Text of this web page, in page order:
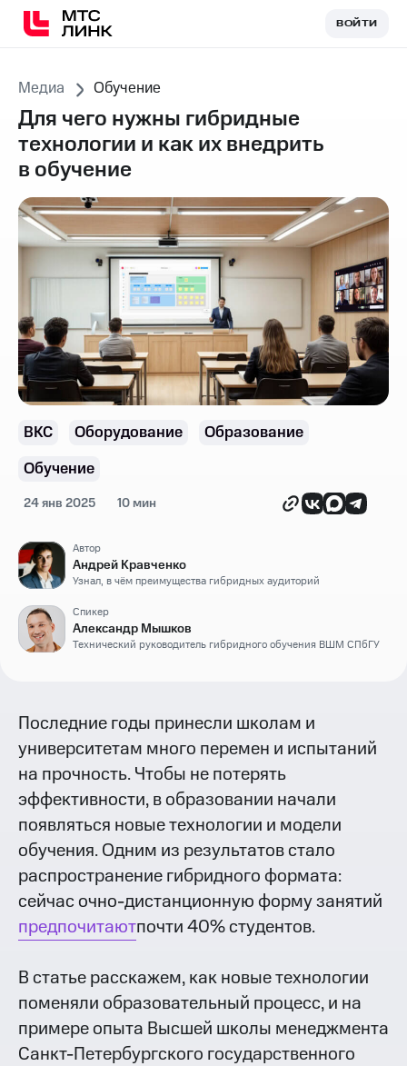
ВОЙТИВОЙТИ
Медиа Обучение
Для чего нужны гибридные
технологии и как их внедрить
в обучение
ВКС Оборудование
Образование
Обучение
24 янв 2025 10 мин
Автор
Андрей Кравченко
Узнал, в чём преимущества гибридных аудиторий
Спикер
Александр Мышков
Технический руководитель гибридного обучения ВШМ СПбГУ
Последние годы принесли школам и
университетам много перемен и испытаний
на прочность. Чтобы не потерять
эффективности, в образовании начали
появляться новые технологии и модели
обучения. Одним из результатов стало
распространение гибридного формата:
сейчас очно-дистанционную форму занятий
предпочитаютпочти 40% студентов.
В статье расскажем, как новые технологии
поменяли образовательный процесс, и на
примере опыта Высшей школы менеджмента
Санкт-Петербургского государственного